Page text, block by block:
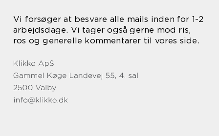
Vi forsøger at besvare alle mails inden for 1-2
arbejdsdage. Vi tager også gerne mod ris,
ros og generelle kommentarer til vores side.